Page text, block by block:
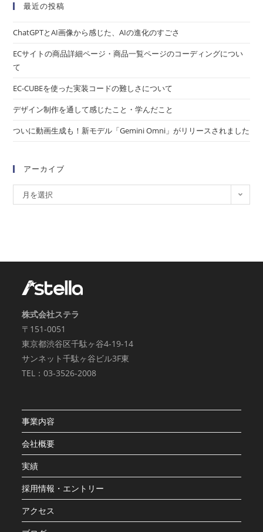
最近の投稿
ChatGPTとAI画像から感じた、AIの進化のすごさ
ECサイトの商品詳細ページ・商品一覧ページのコーディングについ
て
EC-CUBEを使った実装コードの難しさについて
デザイン制作を通して感じたこと・学んだこと
ついに動画生成も！新モデル「Gemini Omni」がリリースされました
アーカイブ
月を選択
株式会社ステラ
〒151-0051
東京都渋谷区千駄ヶ谷4-19-14
サンネット千駄ヶ谷ビル3F東
TEL：03-3526-2008
事業内容
会社概要
実績
採用情報・エントリー
アクセス